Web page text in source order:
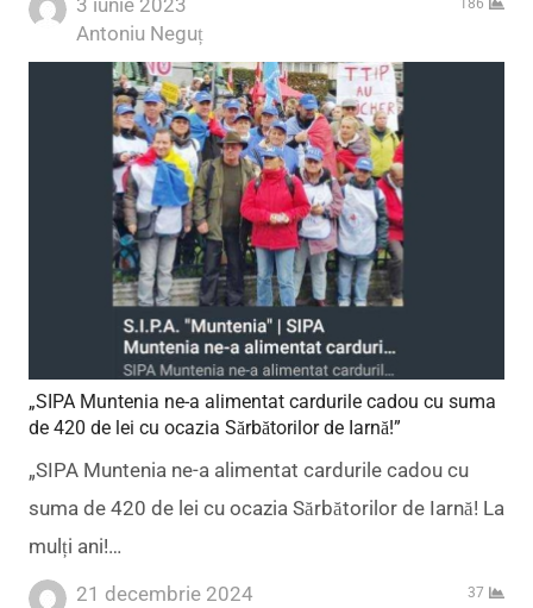
3 iunie 2023
Author
Antoniu Neguț
186
„SIPA Muntenia ne-a alimentat cardurile cadou cu suma
de 420 de lei cu ocazia Sărbătorilor de Iarnă!”
„SIPA Muntenia ne-a alimentat cardurile cadou cu
suma de 420 de lei cu ocazia Sărbătorilor de Iarnă! La
mulți ani!…
21 decembrie 2024
37